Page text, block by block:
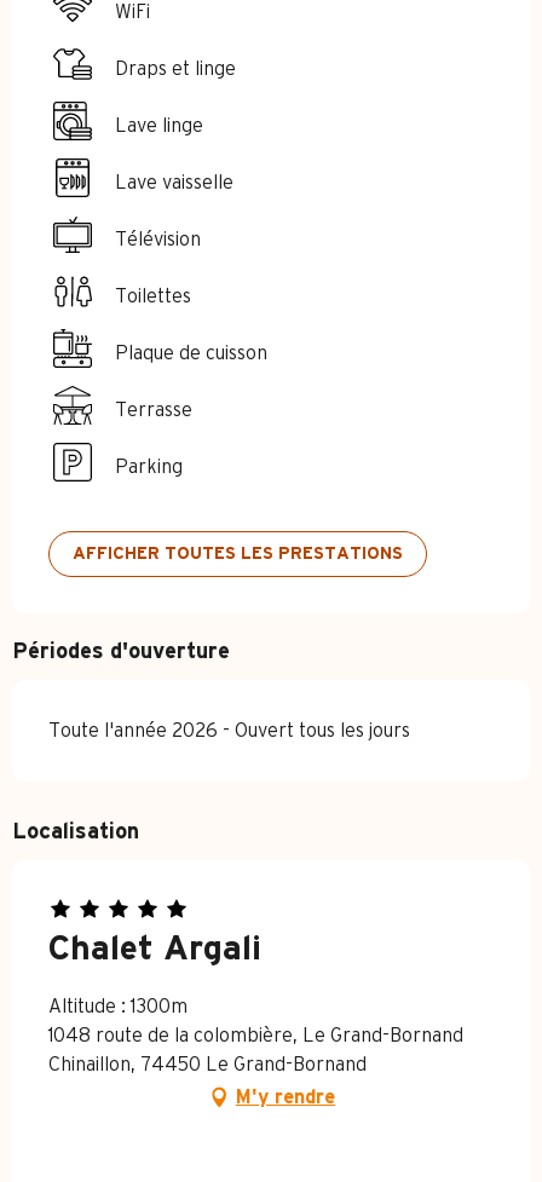
WiFi
Draps et linge
Lave linge
Lave vaisselle
Télévision
Toilettes
Plaque de cuisson
Terrasse
Parking
AFFICHER TOUTES LES PRESTATIONS
Périodes d'ouverture
Toute l'année 2026 - Ouvert tous les jours
Localisation
Chalet Argali
Altitude : 1300m
1048 route de la colombière, Le Grand-Bornand
Chinaillon, 74450 Le Grand-Bornand
M'y rendre